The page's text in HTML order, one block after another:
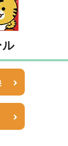
ル